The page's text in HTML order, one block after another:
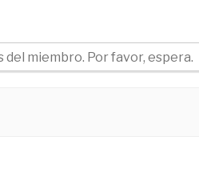
miembro. Por favor, espera.